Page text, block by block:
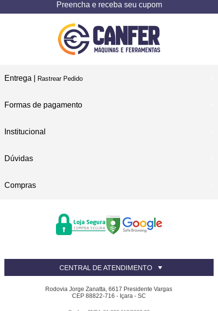
Preencha e receba seu cupom
Entrega | Rastrear Pedido
Formas de pagamento
Institucional
Dúvidas
Compras
CENTRAL DE ATENDIMENTO
Rodovia Jorge Zanatta, 6617 Presidente Vargas
CEP 88822-716 - Içara - SC